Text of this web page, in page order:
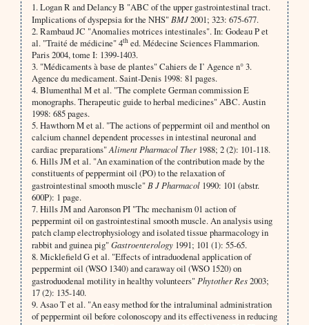
1. Logan R and Delancy B "ABC of the upper gas­trointestinal tract.
Implications of dyspepsia for the NHS" BMJ2001; 323: 675-677.
2. Rambaud JC "Anomalies motrices intestinales". In: Godeau P et
al. "Traité de médicine" 4thed. Médecine Sciences Flammarion.
Paris 2004, tome I: 1399-1403.
3. "Médicaments à base de plantes" Cahiers de I’ A­gence n° 3.
Agence du medicament. Saint-Denis 1998: 81 pages.
4. Blumenthal M et al. "The complete German com­mission E
monographs. Therapeutic guide to herbal medicines" ABC. Austin
1998: 685 pages.
5. Hawthorn M et al. "The actions of peppermint oil and menthol on
calcium channel dependent process­es in intestinal neuronal and
cardiac preparations"Aliment Pharmacol Ther1988; 2 (2): 101-118.
6. Hills JM et al. "An examination of the contribution made by the
constituents of peppermint oil (PO) to the relaxation of
gastrointestinal smooth muscle" B J Pharmacol 1990: 101 (abstr.
600P): 1 page.
7. Hills JM and Aaronson PI "Thc mechanism 01 action of
peppermint oil on gastrointestinal smooth muscle. An analysis using
patch clamp electrophysi­ology and isolated tissue pharmacology in
rabbit and guinea pig"Gastroenterology 1991; 101 (1): 55-65.
8. Micklefield G et al. "Effects of intraduodenal appli­cation of
peppermint oil (WSO 1340) and caraway oil (WSO 1520) on
gastroduodenal motility in healthy volunteers" Phytother Res2003;
17 (2): 135-140.
9. Asao T et al. "An easy method for the intraluminal administration
of peppermint oil before colonoscopy and its effectiveness in reducing